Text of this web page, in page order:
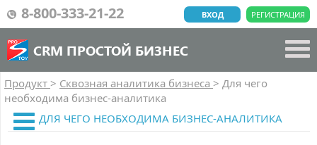
8-800-333-21-22 РЕГИСТРАЦИЯ
ВХОД
CRM ПРОСТОЙ БИЗНЕС
Продукт > Сквозная аналитика бизнеса > Для чего
необходима бизнес-аналитика
ДЛЯ ЧЕГО НЕОБХОДИМА БИЗНЕС-АНАЛИТИКА